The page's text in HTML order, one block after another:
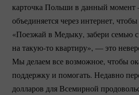
карточка Польши в данный момент
объединяется через интернет,
«Поезжай в Медыку, забери семью
на такую-токвартиру», — это
Мы делаем все возможное, чтобы
поддержку и помогать. Недавно
долларов для Всемирной